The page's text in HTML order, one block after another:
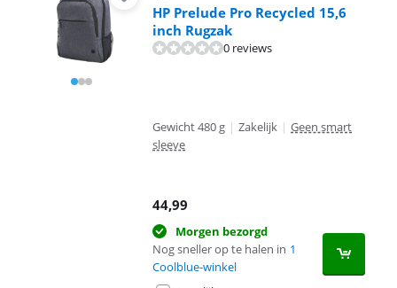
HP Prelude Pro Recycled 15,6
inch Rugzak
0 reviews
Gewicht 480 g | Zakelijk | Geen smart
sleeve
44,99
Morgen bezorgd
Nog sneller op te halen in 1
Coolblue-winkel